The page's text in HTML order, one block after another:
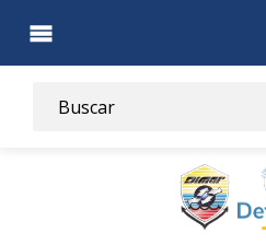
contenido